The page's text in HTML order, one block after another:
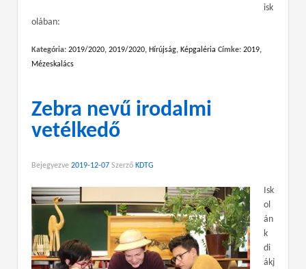
isk
olában:
Kategória: 2019/2020, 2019/2020, Hírújság, Képgaléria Címke: 2019,
Mézeskalács
Zebra nevű irodalmi
vetélkedő
Bejegyezve 2019-12-07 Szerző KDTG
Isk
ol
án
k
di
ákj